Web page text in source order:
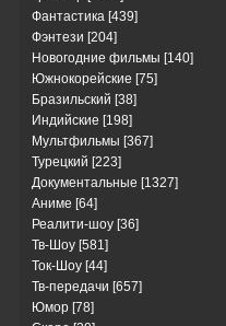
Фантастика [439]
Фэнтези [204]
Новогодние фильмы [140]
Южнокорейские [75]
Бразильский [38]
Индийские [198]
Мультфильмы [367]
Турецкий [223]
Документальные [1327]
Аниме [64]
Реалити-шоу [36]
Тв-Шоу [581]
Ток-Шоу [44]
Тв-передачи [657]
Юмор [78]